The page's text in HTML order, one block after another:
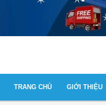
TRANG CHỦ GIỚI THIỆU